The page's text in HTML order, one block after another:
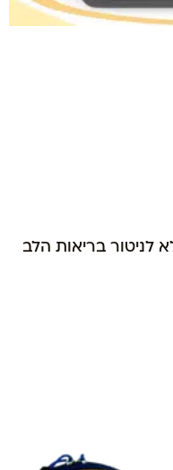
לניטור בריאות הלב